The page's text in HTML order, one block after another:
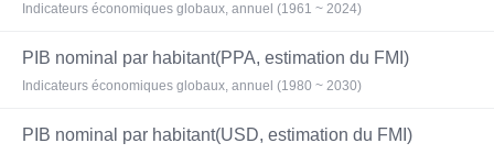
Indicateurs économiques globaux, annuel (1961 ~ 2024)
PIB nominal par habitant(PPA, estimation du FMI)
Indicateurs économiques globaux, annuel (1980 ~ 2030)
PIB nominal par habitant(USD, estimation du FMI)